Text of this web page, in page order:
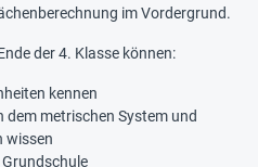
im Vordergrund.
der 4. Klasse können:
kennen
dem metrischen System und
wissen